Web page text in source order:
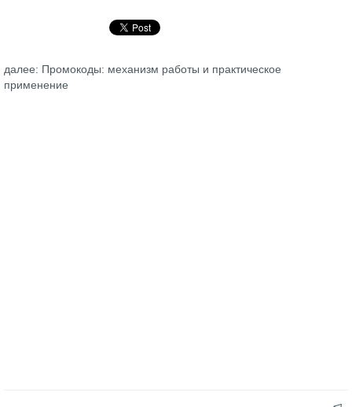
далее: Промокоды: механизм работы и практическое
применение